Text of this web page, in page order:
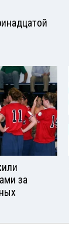
за